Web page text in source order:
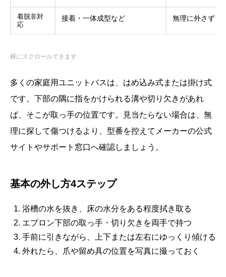
着脱非対
応
接着・一体成型など 無理に外さず、
横にスクロールできます
多くの家庭用ユニットバスは、はめ込み式または掛け式
です。下部の隅に指をかけられる溝や切り欠きがあれ
ば、そこが取っ手の位置です。見当たらない場合は、無
理に探して傷つけるより、型番を控えてメーカーの公式
サイトやサポート窓口へ確認しましょう。
基本の外し方4ステップ
浴槽の水を抜き、床の水分をある程度拭き取る
エプロン下部の取っ手・切り欠きを両手で持つ
手前に引きながら、上下または左右にゆっくり傾ける
外れたら、爪や留め具の位置を写真に撮っておく